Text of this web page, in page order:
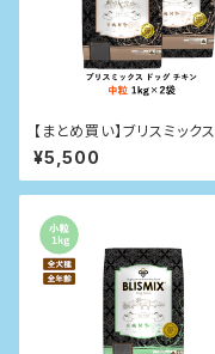
【まとめ買い】ブリスミックス
グ チキン 中粒 1kg×2袋
¥5,500